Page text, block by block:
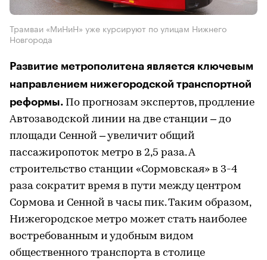
Трамваи «МиНиН» уже курсируют по улицам Нижнего
Новгорода
Развитие метрополитена является ключевым
направлением нижегородской транспортной
реформы. По прогнозам экспертов, продление
Автозаводской линии на две станции – до
площади Сенной – увеличит общий
пассажиропоток метро в 2,5 раза. А
строительство станции «Сормовская» в 3-4
раза сократит время в пути между центром
Сормова и Сенной в часы пик. Таким образом,
Нижегородское метро может стать наиболее
востребованным и удобным видом
общественного транспорта в столице